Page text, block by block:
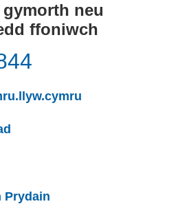
neu
ffoniwch
Prydain